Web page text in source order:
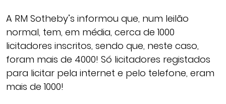
A RM Sotheby’s informou que, num leilão
normal, tem, em média, cerca de 1000
licitadores inscritos, sendo que, neste caso,
foram mais de 4000! Só licitadores registados
para licitar pela internet e pelo telefone, eram
mais de 1000!